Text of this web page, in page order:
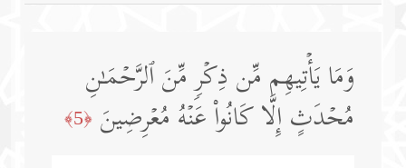
وَمَا یَأۡتِیهِم مِّن ذِكۡرࣲ مِّنَ ٱلرَّحۡمَـٰنِ
مُحۡدَثٍ إِلَّا كَانُوا۟ عَنۡهُ مُعۡرِضِینَ ﴿5﴾